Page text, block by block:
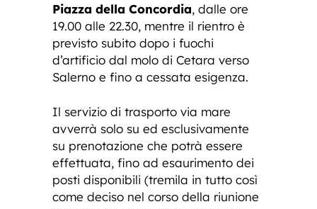
Piazza della Concordia, dalle ore
19.00 alle 22.30, mentre il rientro è
previsto subito dopo i fuochi
d’artificio dal molo di Cetara verso
Salerno e fino a cessata esigenza.
Il servizio di trasporto via mare
avverrà solo su ed esclusivamente
su prenotazione che potrà essere
effettuata, fino ad esaurimento dei
posti disponibili (tremila in tutto così
come deciso nel corso della riunione